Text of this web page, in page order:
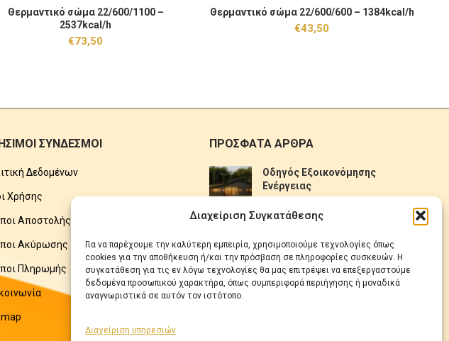
Διαχείριση Συγκατάθεσης
Για να παρέχουμε την καλύτερη εμπειρία, χρησιμοποιούμε τεχνολογίες όπως
cookies για την αποθήκευση ή/και την πρόσβαση σε πληροφορίες συσκευών. Η
συγκατάθεση για τις εν λόγω τεχνολογίες θα μας επιτρέψει να επεξεργαστούμε
δεδομένα προσωπικού χαρακτήρα, όπως συμπεριφορά περιήγησης ή μοναδικά
αναγνωριστικά σε αυτόν τον ιστότοπο.
Διαχείριση υπηρεσιών
σώμα 22/600/1100 - 2537kcal/h ποσότητα
ΠΡΟΣΘΉΚΗ ΣΤΟ ΚΑΛΆΘΙ
Θερμαντικό σώμα 22/600/1100 –
2537kcal/h
€73,50
Θερμαντικό σώμα 22/600/600 - 1384kcal/h
ΠΡΟΣΘΉΚΗ ΣΤΟ ΚΑΛΆΘΙ
Θερμαντικό σώμα 22/600/600 – 1384kcal/h
€43,50
ΣΥΝΔΕΣΜΟΙ
Δεδομένων
Χρήσης
Αποστολής
Ακύρωσης
Πληρωμής
ΠΡΟΣΦΑΤΑ ΑΡΘΡΑ
Οδηγός Εξοικονόμησης
Ενέργειας
Πως να επιλέξετε ηλιακό
θερμοσίφωνα
No Comments